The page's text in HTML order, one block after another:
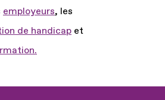
employeurs, les
de handicap et